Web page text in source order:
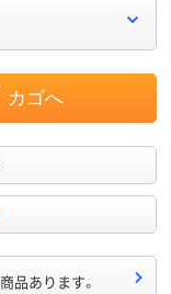
カゴへ
商品あります。